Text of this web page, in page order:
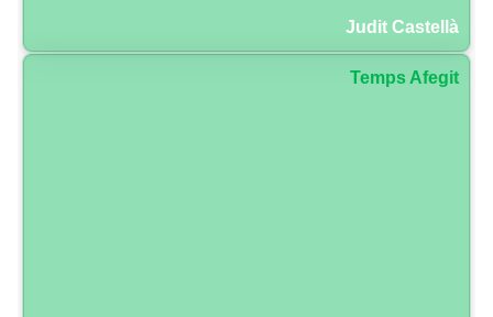
Judit Castellà
Temps Afegit